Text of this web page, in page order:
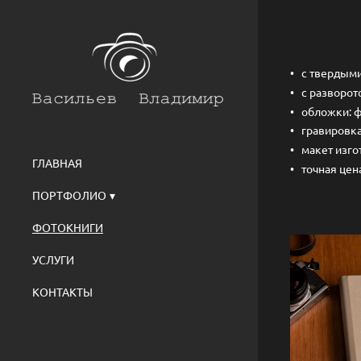
ГЛАВНАЯ
ПОРТФОЛИО
ФОТОКНИГИ
УСЛУГИ
КОНТАКТЫ
с
с
обложки:
макет
точная